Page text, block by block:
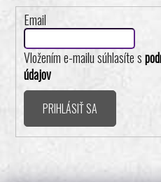
Email
Vložením e-mailu súhlasíte s
údajov
PRIHLÁSIŤ SA